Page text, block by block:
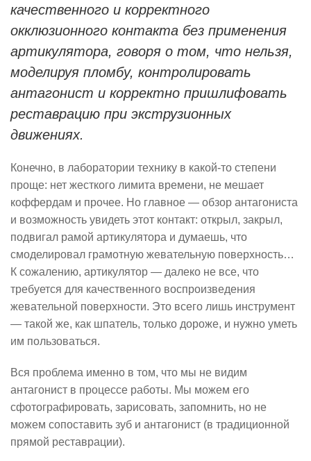
качественного и корректного
окклюзионного контакта без применения
артикулятора, говоря о том, что нельзя,
моделируя пломбу, контролировать
антагонист и корректно пришлифовать
реставрацию при экструзионных
движениях.
Конечно, в лаборатории технику в какой-то степени
проще: нет жесткого лимита времени, не мешает
коффердам и прочее. Но главное — обзор антагониста
и возможность увидеть этот контакт: открыл, закрыл,
подвигал рамой артикулятора и думаешь, что
смоделировал грамотную жевательную поверхность…
К сожалению, артикулятор — далеко не все, что
требуется для качественного воспроизведения
жевательной поверхности. Это всего лишь инструмент
— такой же, как шпатель, только дороже, и нужно уметь
им пользоваться.
Вся проблема именно в том, что мы не видим
антагонист в процессе работы. Мы можем его
сфотографировать, зарисовать, запомнить, но не
можем сопоставить зуб и антагонист (в традиционной
прямой реставрации).